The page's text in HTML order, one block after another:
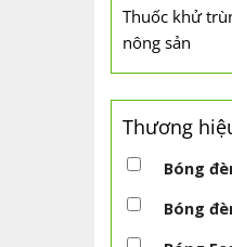
Thuốc khử
nông sản
Thương
Bóng
Bóng